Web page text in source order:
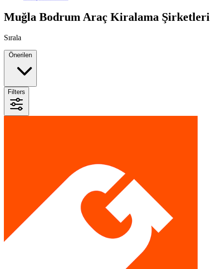
Muğla Bodrum Araç Kiralama Şirketleri
Sırala
Filters